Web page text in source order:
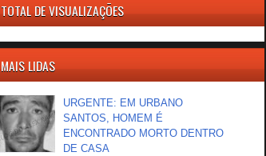
TOTAL DE VISUALIZAÇÕES
MAIS LIDAS
URGENTE: EM URBANO
SANTOS, HOMEM É
ENCONTRADO MORTO DENTRO
DE CASA